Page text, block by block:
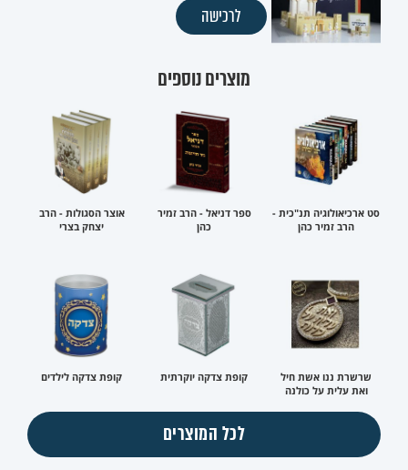
לרכישה
מוצרים נוספים
סט ארכיאולוגיה תנ"כית -
הרב זמיר כהן
ספר דניאל - הרב זמיר
כהן
אוצר הסגולות - הרב
יצחק בצרי
שרשרת ננו אשת חיל
ואת עלית על כולנה
קופת צדקה יוקרתית קופת צדקה לילדים
לכל המוצרים